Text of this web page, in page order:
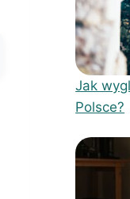
Jak
Polsce?